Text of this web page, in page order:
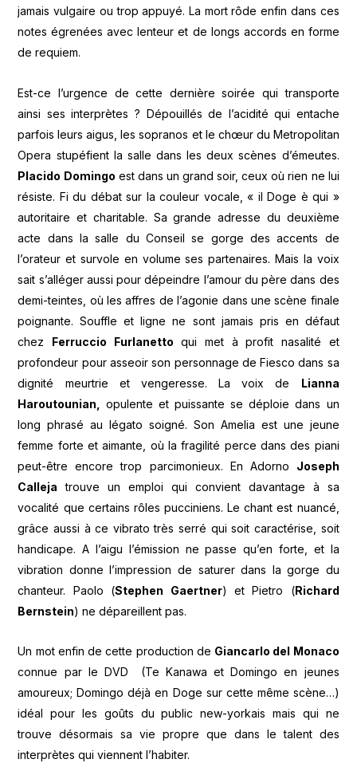
jamais vulgaire ou trop appuyé. La mort rôde enfin dans ces
notes égrenées avec lenteur et de longs accords en forme
de requiem.
Est-ce l’urgence de cette dernière soirée qui transporte
ainsi ses interprètes ? Dépouillés de l’acidité qui entache
parfois leurs aigus, les sopranos et le chœur du Metropolitan
Opera stupéfient la salle dans les deux scènes d’émeutes.
Placido Domingo est dans un grand soir, ceux où rien ne lui
résiste. Fi du débat sur la couleur vocale, « il Doge è qui »
autoritaire et charitable. Sa grande adresse du deuxième
acte dans la salle du Conseil se gorge des accents de
l’orateur et survole en volume ses partenaires. Mais la voix
sait s’alléger aussi pour dépeindre l’amour du père dans des
demi-teintes, où les affres de l’agonie dans une scène finale
poignante. Souffle et ligne ne sont jamais pris en défaut
chez Ferruccio Furlanetto qui met à profit nasalité et
profondeur pour asseoir son personnage de Fiesco dans sa
dignité meurtrie et vengeresse. La voix de Lianna
Haroutounian, opulente et puissante se déploie dans un
long phrasé au légato soigné. Son Amelia est une jeune
femme forte et aimante, où la fragilité perce dans des piani
peut-être encore trop parcimonieux. En Adorno Joseph
Calleja trouve un emploi qui convient davantage à sa
vocalité que certains rôles pucciniens. Le chant est nuancé,
grâce aussi à ce vibrato très serré qui soit caractérise, soit
handicape. A l’aigu l’émission ne passe qu’en forte, et la
vibration donne l’impression de saturer dans la gorge du
chanteur. Paolo (Stephen Gaertner) et Pietro (Richard
Bernstein) ne dépareillent pas.
Un mot enfin de cette production de Giancarlo del Monaco
connue par le DVD (Te Kanawa et Domingo en jeunes
amoureux; Domingo déjà en Doge sur cette même scène…)
idéal pour les goûts du public new-yorkais mais qui ne
trouve désormais sa vie propre que dans le talent des
interprètes qui viennent l’habiter.